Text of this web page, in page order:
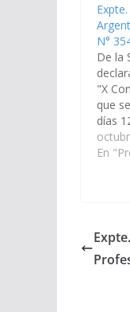
N°
De la
"X
que
días
de…
En